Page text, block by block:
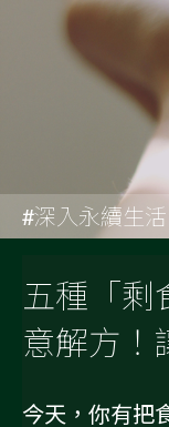
#深入永續生活
五種「剩
意解方！
今天，你有把